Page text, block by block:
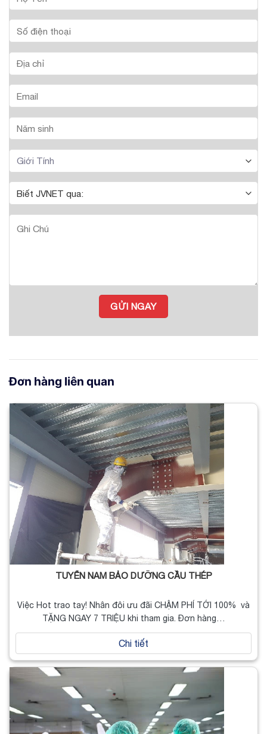
Đơn hàng liên quan
TUYỂN NAM BẢO DƯỠNG CẦU THÉP
Việc Hot trao tay! Nhân đôi ưu đãi CHẬM PHÍ TỚI 100% và
TẶNG NGAY 7 TRIỆU khi tham gia. Đơn hàng…
Chi tiết